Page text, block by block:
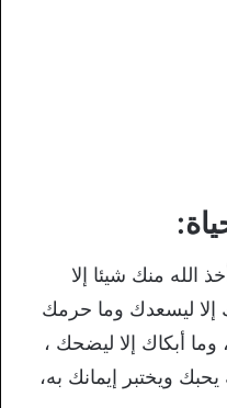
الله منك شيئا إلا
إلا ليسعدك وما حرمك
أبكاك إلا ليضحك ،
ويختبر إيمانك به،